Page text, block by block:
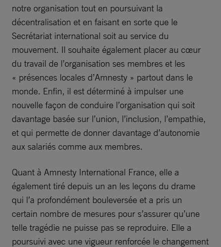
notre organisation tout en poursuivant la
décentralisation et en faisant en sorte que le
Secrétariat international soit au service du
mouvement. Il souhaite également placer au cœur
du travail de l’organisation ses membres et les
« présences locales d’Amnesty » partout dans le
monde. Enfin, il est déterminé à impulser une
nouvelle façon de conduire l’organisation qui soit
davantage basée sur l’union, l’inclusion, l’empathie,
et qui permette de donner davantage d’autonomie
aux salariés comme aux membres.
Quant à Amnesty International France, elle a
également tiré depuis un an les leçons du drame
qui l’a profondément bouleversée et a pris un
certain nombre de mesures pour s’assurer qu’une
telle tragédie ne puisse pas se reproduire. Elle a
poursuivi avec une vigueur renforcée le changement